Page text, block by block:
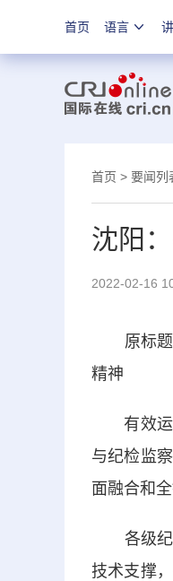
首页 语言
首页 > 要闻列
沈阳
2022-02-16
原标题
精神
有效运用
与纪检监
面融合和
各级纪检
技术支撑